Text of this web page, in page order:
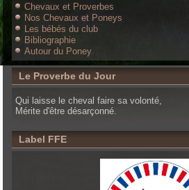
Chevaux et Proverbes
Nos Chevaux et Poneys
Les bébés du club
Bibliographie
Autour du Poney
Le Proverbe du Jour
Qui laisse le cheval faire sa volonté,
Mérite d'être désarçonné.
Label FFE